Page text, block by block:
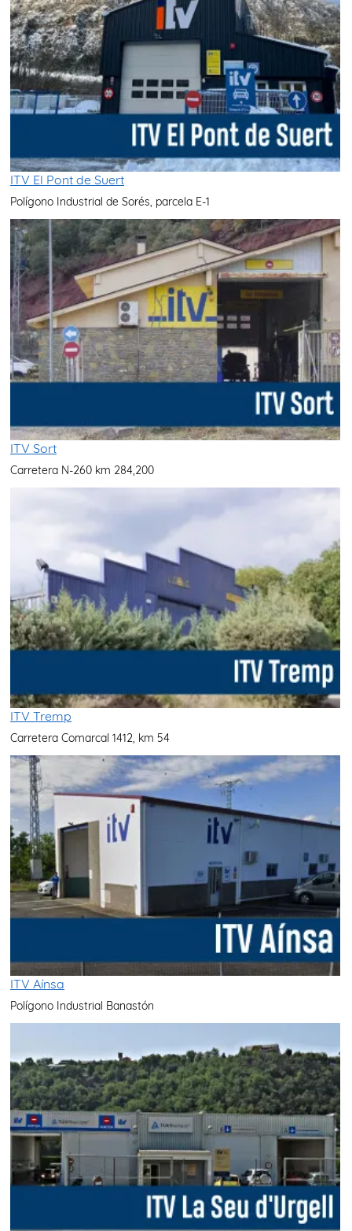
ITV El Pont de Suert
Polígono Industrial de Sorés, parcela E-1
ITV Sort
Carretera N-260 km 284,200
ITV Tremp
Carretera Comarcal 1412, km 54
ITV Aínsa
Polígono Industrial Banastón